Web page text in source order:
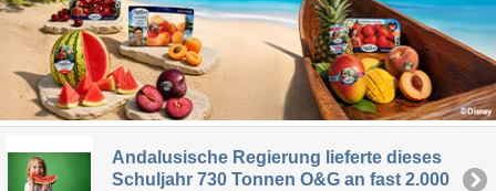
Andalusische Regierung lieferte dieses
Schuljahr 730 Tonnen O&G an fast 2.000